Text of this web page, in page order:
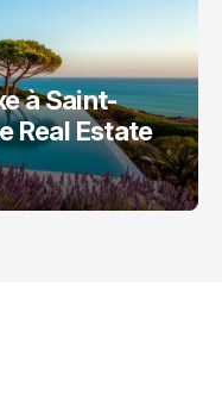
à Saint-
Real Estate